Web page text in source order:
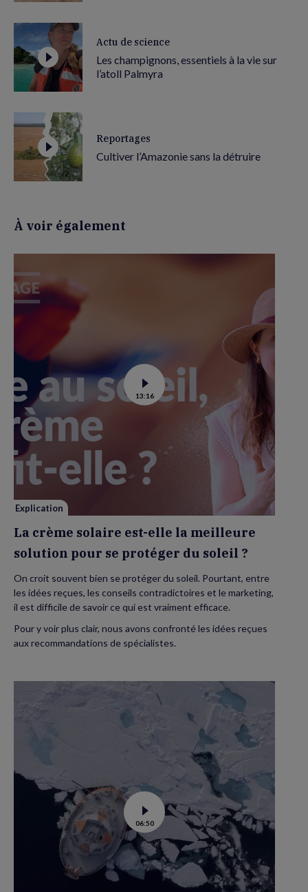
Actu de science
Les champignons, essentiels à la vie sur
l’atoll Palmyra
Reportages
Cultiver l’Amazonie sans la détruire
À voir également
Voir
la
vidéo
est-
elle
la
meilleure
solution
protéger
soleil
13:16
Explication
La crème solaire est-elle la meilleure
solution pour se protéger du soleil ?
On croit souvent bien se protéger du soleil. Pourtant, entre
les idées reçues, les conseils contradictoires et le marketing,
il est difficile de savoir ce qui est vraiment efficace.
Pour y voir plus clair, nous avons confronté les idées reçues
aux recommandations de spécialistes.
Voir
la
vidéo
de
Tara
Polar
station
:
06:50